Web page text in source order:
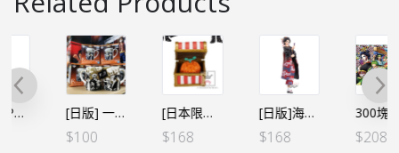
[日版] 一番賞 FULL FORCE F賞 2020.0722 紀念馬克杯 [日本限定] 海賊王 WCF 寶藏 VOL.2 – 燒燒果實 [日版]海賊王 DXF～THE GRANDLINE LADY～和之國 Vol.2 魯賓子（日） 300塊水晶砌圖 AC044 和之國弐 卓洛